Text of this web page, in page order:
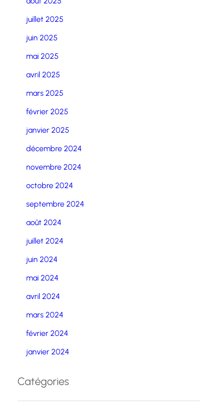
juillet 2025
juin 2025
mai 2025
avril 2025
mars 2025
février 2025
janvier 2025
décembre 2024
novembre 2024
octobre 2024
septembre 2024
août 2024
juillet 2024
juin 2024
mai 2024
avril 2024
mars 2024
février 2024
janvier 2024
Catégories